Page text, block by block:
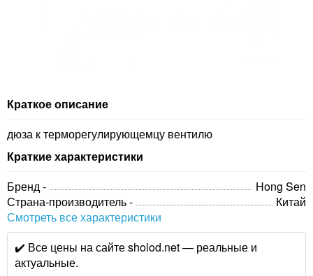
Краткое описание
дюза к терморегулирующемцу вентилю
Краткие характеристики
Бренд -
Hong Sen
Страна-производитель -
Китай
Смотреть все характеристики
✔️ Все цены на сайте sholod.net — реальные и
актуальные.